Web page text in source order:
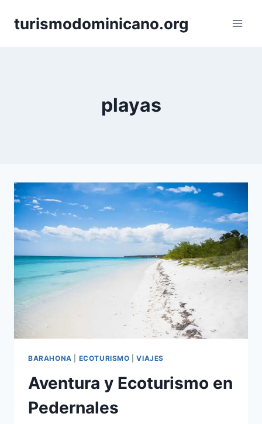
turismodominicano.org
playas
BARAHONA ECOTURISMO |VIAJES
Aventura y Ecoturismo en
Pedernales